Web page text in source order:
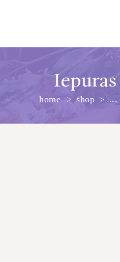
home shop ...
PRINCIPALA
DESPRE NOI